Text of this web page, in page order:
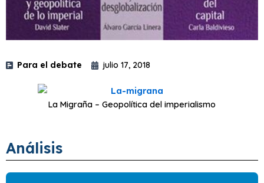
Para el debate julio 17, 2018
La Migraña – Geopolítica del imperialismo
Análisis